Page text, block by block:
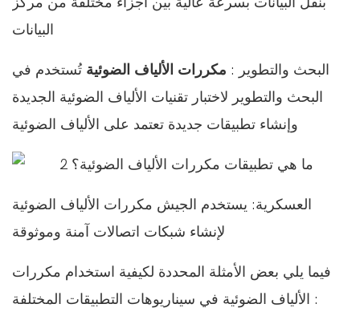
البحث والتطوير : مكررات الألياف الضوئية تُستخدم في
البحث والتطوير لاختبار تقنيات الألياف الضوئية الجديدة
العسكرية: يستخدم الجيش مكررات الألياف الضوئية
فيما يلي بعض الأمثلة المحددة لكيفية استخدام مكررات
الألياف الضوئية في سيناريوهات التطبيقات المختلفة :